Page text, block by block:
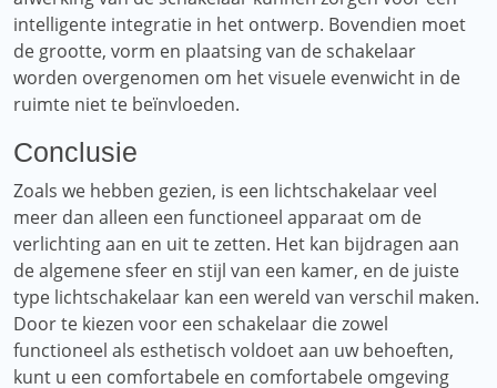
intelligente integratie in het ontwerp. Bovendien moet
de grootte, vorm en plaatsing van de schakelaar
worden overgenomen om het visuele evenwicht in de
ruimte niet te beïnvloeden.
Conclusie
Zoals we hebben gezien, is een lichtschakelaar veel
meer dan alleen een functioneel apparaat om de
verlichting aan en uit te zetten. Het kan bijdragen aan
de algemene sfeer en stijl van een kamer, en de juiste
type lichtschakelaar kan een wereld van verschil maken.
Door te kiezen voor een schakelaar die zowel
functioneel als esthetisch voldoet aan uw behoeften,
kunt u een comfortabele en comfortabele omgeving